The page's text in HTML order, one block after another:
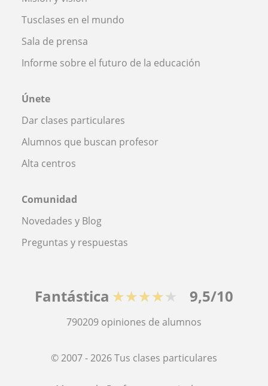
Tusclases en el mundo
Sala de prensa
Informe sobre el futuro de la educación
Únete
Dar clases particulares
Alumnos que buscan profesor
Alta centros
Comunidad
Novedades y Blog
Preguntas y respuestas
Fantástica ★★★★★ 9,5/10
790209 opiniones de alumnos
© 2007 - 2026 Tus clases particulares